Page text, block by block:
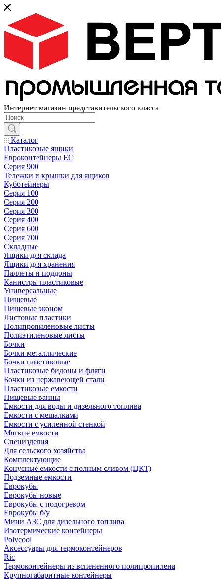
Интернет-магазин представительского класса
Каталог
Пластиковые ящики
Евроконтейнеры ЕС
Серия 900
Тележки и крышки для ящиков
Куботейнеры
Серия 100
Серия 200
Серия 300
Серия 400
Серия 600
Серия 700
Складные
Ящики для склада
Ящики для хранения
Паллеты и поддоны
Канистры пластиковые
Универсальные
Пищевые
Пищевые эконом
Листовые пластики
Полипропиленовые листы
Полиэтиленовые листы
Бочки
Бочки металлические
Бочки пластиковые
Пластиковые бидоны и фляги
Бочки из нержавеющей стали
Пластиковые емкости
Пищевые ванны
Емкости для воды и дизельного топлива
Емкости с мешалками
Емкости с усиленной стенкой
Мягкие емкости
Специзделия
Для сельского хозяйства
Комплектующие
Конусные емкости с полным сливом (ЦКТ)
Подземные емкости
Еврокубы
Еврокубы новые
Еврокубы с подогревом
Еврокубы б/у
Мини АЗС для дизельного топлива
Изотермические контейнеры
Polycool
Аксессуары для термоконтейнеров
Ric
Термоконтейнеры из вспененного полипропилена
Крупногабаритные контейнеры